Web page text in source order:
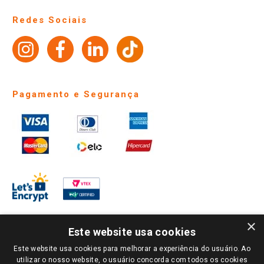
Perguntas frequentes
Identidade Visual
Redes Sociais
Pagamento e Segurança
PARA VER OS PREÇOS DA SUA REGIÃO, FAÇA LOGIN E SELECIONE A LOJA DE
×
Este website usa cookies
Este website usa cookies para melhorar a experiência do usuário. Ao
utilizar o nosso website, o usuário concorda com todos os cookies